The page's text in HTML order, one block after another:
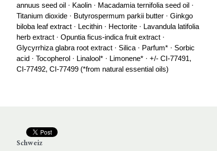
annuus seed oil · Kaolin · Macadamia ternifolia seed oil ·
Titanium dioxide · Butyrospermum parkii butter · Ginkgo
biloba leaf extract · Lecithin · Hectorite · Lavandula latifolia
herb extract · Opuntia ficus-indica fruit extract ·
Glycyrrhiza glabra root extract · Silica · Parfum* · Sorbic
acid · Tocopherol · Linalool* · Limonene* · +/- CI-77491,
CI-77492, CI-77499 (*from natural essential oils)
Schweiz